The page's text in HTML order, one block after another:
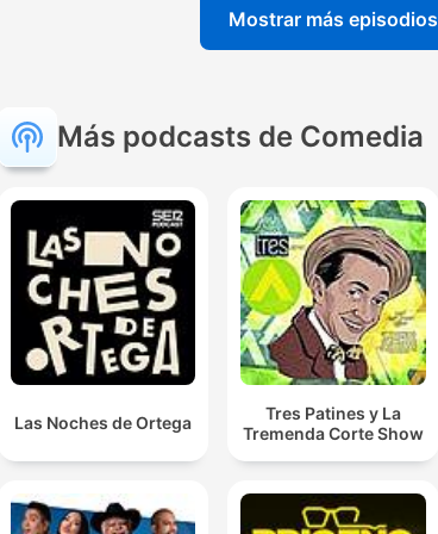
Mostrar más episodios
Más podcasts de Comedia
Las Noches de Ortega
Tres Patines y La
Tremenda Corte Show